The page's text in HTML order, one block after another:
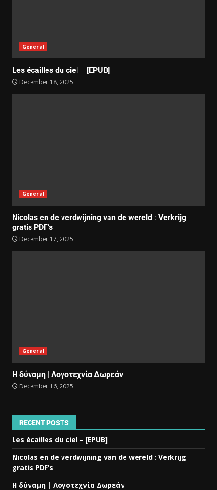
General
Les écailles du ciel – [EPUB]
December 18, 2025
General
Nicolas en de verdwijning van de wereld : Verkrijg
gratis PDF’s
December 17, 2025
General
Η δύναμη | Λογοτεχνία Δωρεάν
December 16, 2025
RECENT POSTS
Les écailles du ciel – [EPUB]
Nicolas en de verdwijning van de wereld : Verkrijg
gratis PDF’s
Η δύναμη | Λογοτεχνία Δωρεάν